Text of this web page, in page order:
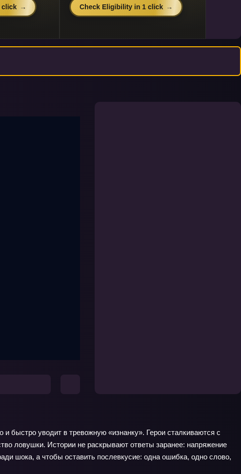
быстро уводит в тревожную «изнанку». Герои сталкиваются с
ловушки. Истории не раскрывают ответы заранее: напряжение
шока, а чтобы оставить послевкусие: одна ошибка, одно слово,